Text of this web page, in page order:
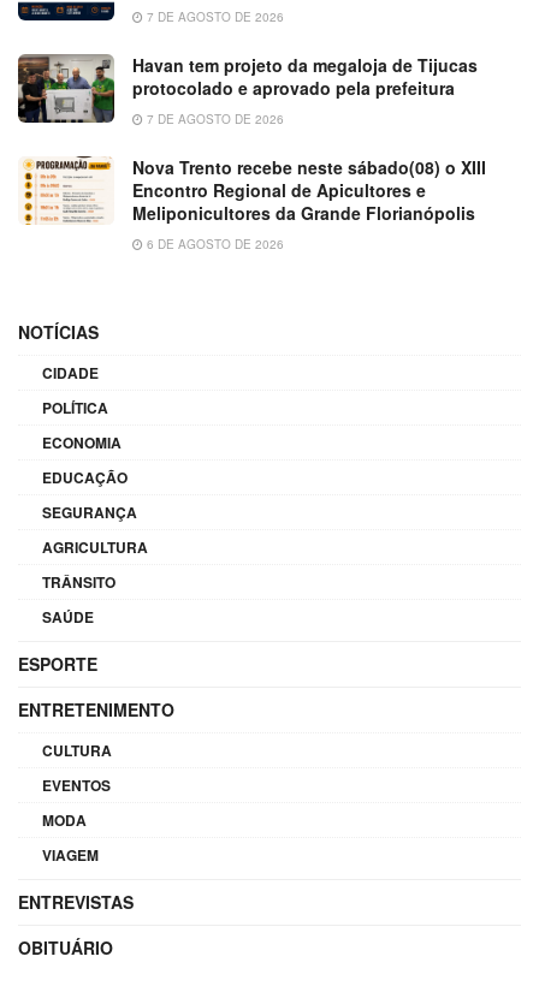
7 DE AGOSTO DE 2026
Havan tem projeto da megaloja de Tijucas
protocolado e aprovado pela prefeitura
7 DE AGOSTO DE 2026
Nova Trento recebe neste sábado(08) o XIII
Encontro Regional de Apicultores e
Meliponicultores da Grande Florianópolis
6 DE AGOSTO DE 2026
NOTÍCIAS
CIDADE
POLÍTICA
ECONOMIA
EDUCAÇÃO
SEGURANÇA
AGRICULTURA
TRÂNSITO
SAÚDE
ESPORTE
ENTRETENIMENTO
CULTURA
EVENTOS
MODA
VIAGEM
ENTREVISTAS
OBITUÁRIO